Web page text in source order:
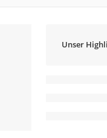
Unser